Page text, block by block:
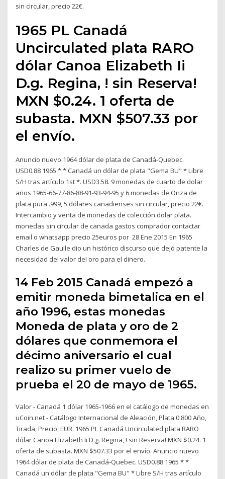
sin circular, precio 22€.
1965 PL Canadá
Uncirculated plata RARO
dólar Canoa Elizabeth Ii
D.g. Regina, ! sin Reserva!
MXN $0.24. 1 oferta de
subasta. MXN $507.33 por
el envío.
Anuncio nuevo 1964 dólar de plata de Canadá-Quebec.
USD0.88 1965 * * Canadá un dólar de plata "Gema BU" * Libre
S/H tras artículo 1st *. USD3.58. 9 monedas de cuarto de dolar
años 1965-66-77-86-88-91-93-94-95 y 6 monedas de Onza de
plata pura .999, 5 dólares canadienses sin circular, precio 22€.
Intercambio y venta de monedas de colección dolar plata.
monedas sin circular de canada gastos comprador contactar
email o whatsapp precio 25euros por 28 Ene 2015 En 1965
Charles de Gaulle dio un histórico discurso que dejó patente la
necesidad del valor del oro para el dinero.
14 Feb 2015 Canadá empezó a
emitir moneda bimetalica en el
año 1996, estas monedas
Moneda de plata y oro de 2
dólares que conmemora el
décimo aniversario el cual
realizo su primer vuelo de
prueba el 20 de mayo de 1965.
Valor - Canadá 1 dólar 1965-1966 en el catálogo de monedas en
uCoin.net - Catálogo Internacional de Aleación, Plata 0.800 Año,
Tirada, Precio, EUR. 1965 PL Canadá Uncirculated plata RARO
dólar Canoa Elizabeth Ii D.g. Regina, ! sin Reserva! MXN $0.24. 1
oferta de subasta. MXN $507.33 por el envío. Anuncio nuevo
1964 dólar de plata de Canadá-Quebec. USD0.88 1965 * *
Canadá un dólar de plata "Gema BU" * Libre S/H tras artículo